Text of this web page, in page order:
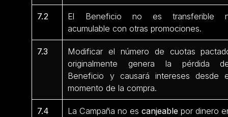
7.2
El Beneficio no es transferible
acumulable con otras promociones.
7.3
Modificar el número de cuotas
originalmente genera la pérdida
Beneficio y causará intereses desde
momento de la compra.
7.4 La Campaña no escanjeable por dinero